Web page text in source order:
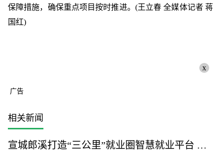
保障措施，确保重点项目按时推进。(王立春 全媒体记者 蒋
国红)
x
广告
相关新闻
宣城郎溪打造“三公里”就业圈智慧就业平台 为居民提供就业岗位